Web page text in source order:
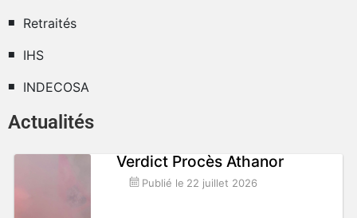
Retraités
IHS
INDECOSA
Actualités
Verdict Procès Athanor
Publié le 22 juillet 2026